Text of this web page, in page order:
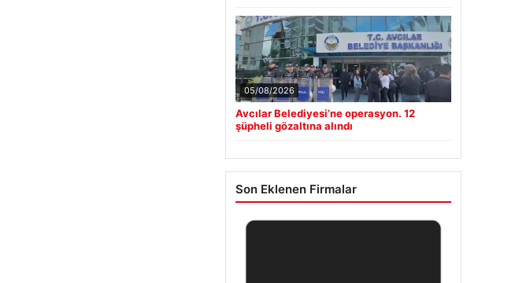
05/08/2026
Avcılar Belediyesi’ne operasyon. 12
şüpheli gözaltına alındı
Son Eklenen Firmalar